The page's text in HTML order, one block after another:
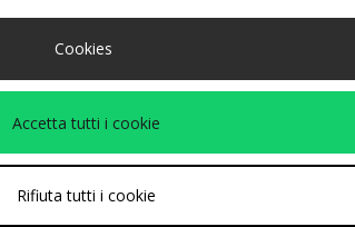
Cookies
Accetta tutti i cookie
Rifiuta tutti i cookie